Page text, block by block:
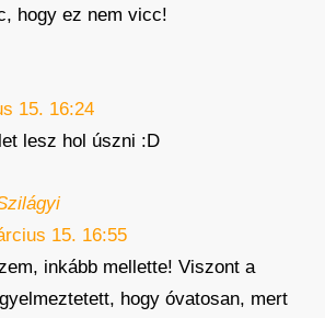
hogy ez nem vicc!
15. 16:24
lesz hol úszni :D
15. 16:55
inkább mellette! Viszont a
hogy óvatosan, mert